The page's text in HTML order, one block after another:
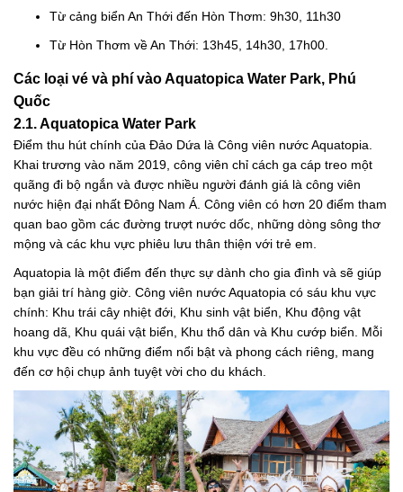
Từ cảng biển An Thới đến Hòn Thơm: 9h30, 11h30
Từ Hòn Thơm về An Thới: 13h45, 14h30, 17h00.
Các loại vé và phí vào Aquatopica Water Park, Phú
Quốc
2.1. Aquatopica Water Park
Điểm thu hút chính của Đảo Dứa là Công viên nước Aquatopia.
Khai trương vào năm 2019, công viên chỉ cách ga cáp treo một
quãng đi bộ ngắn và được nhiều người đánh giá là công viên
nước hiện đại nhất Đông Nam Á. Công viên có hơn 20 điểm tham
quan bao gồm các đường trượt nước dốc, những dòng sông thơ
mộng và các khu vực phiêu lưu thân thiện với trẻ em.
Aquatopia là một điểm đến thực sự dành cho gia đình và sẽ giúp
bạn giải trí hàng giờ. Công viên nước Aquatopia có sáu khu vực
chính: Khu trái cây nhiệt đới, Khu sinh vật biển, Khu động vật
hoang dã, Khu quái vật biển, Khu thổ dân và Khu cướp biển. Mỗi
khu vực đều có những điểm nổi bật và phong cách riêng, mang
đến cơ hội chụp ảnh tuyệt vời cho du khách.